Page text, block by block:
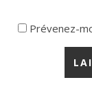
Prévenez-